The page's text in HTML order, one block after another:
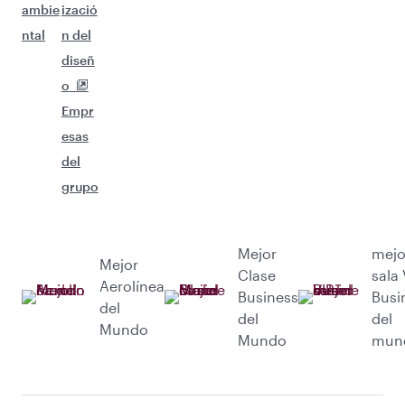
ambie
ntal
izació
n del
diseñ
o
Empr
esas
del
grupo
Mejor
Aerolínea
del
Mundo
Mejor
Clase
Business
del
Mundo
sala
del